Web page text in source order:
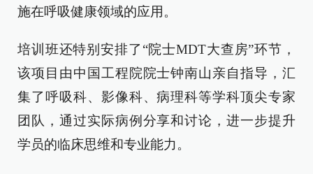
施在呼吸健康领域的应用。
培训班还特别安排了“院士MDT大查房”环节，
该项目由中国工程院院士钟南山亲自指导，汇
集了呼吸科、影像科、病理科等学科顶尖专家
团队，通过实际病例分享和讨论，进一步提升
学员的临床思维和专业能力。